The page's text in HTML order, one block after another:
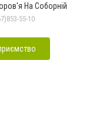
На Соборній
55-10